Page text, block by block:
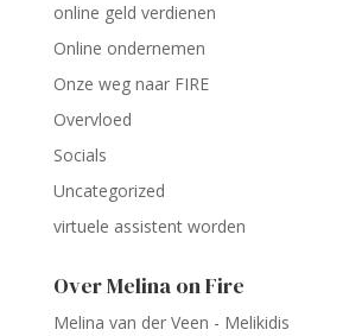
online geld verdienen
Online ondernemen
Onze weg naar FIRE
Overvloed
Socials
Uncategorized
virtuele assistent worden
Over Melina on Fire
Melina van der Veen - Melikidis